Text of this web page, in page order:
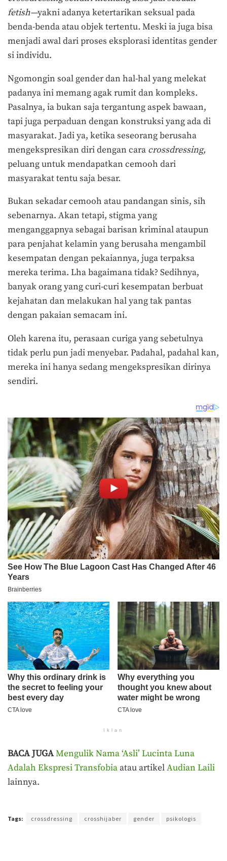
fetish—yakni adanya ketertarikan seksual pada
benda-benda atau objek tertentu.Meski ia juga bisa
menjadi awal dari proses eksplorasi identitas gender
si individu.
Ngomongin soal gender dan hal-hal yang melekat
padanya ini memang agak rumit dan kompleks.
Pasalnya, ia bukan saja tergantung aspek bawaan,
tapi juga perpaduan dengan konstruksi yang ada di
masyarakat. Jadi ya, ketika seseorang berusaha
mengekspresikan diri dengan cara crossdressing,
peluang untuk mendapatkan cemooh dari
masyarakat tentu saja besar.
Bukan sekadar cemooh atau pandangan sinis, sih
sebenarnya. Akan tetapi, stigma yang
menganggapnya sebagai barisan kriminal ataupun
para penjahat kelamin yang berusaha mengambil
kesempatan dengan pekaiannya, juga terpaksa
mereka terima. Lha bagaimana tidak? Sedihnya,
banyak orang yang curi-curi kesempatan berbuat
kejahatan dan melakukan hal yang tak pantas
dengan pakaian semacam ini.
Oleh karena itu, perasaan curiga yang sebetulnya
tidak perlu pun jadi menyebar. Padahal, padahal kan,
mereka ini hanya sedang mengekspresikan dirinya
sendiri.
Iklan
BACA JUGAMengulik Nama ‘Asli’ Lucinta Luna
Adalah Ekspresi Transfobiaatau artikelAudian Laili
lainnya.
Tags: crossdressing crosshijaber gender psikologis